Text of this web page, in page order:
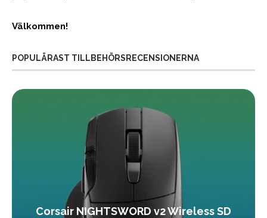
Välkommen!
POPULÄRAST TILLBEHÖRSRECENSIONERNA
Corsair NIGHTSWORD v2 Wireless SD